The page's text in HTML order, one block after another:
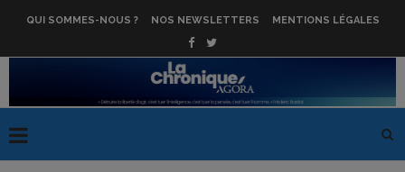
QUI SOMMES-NOUS ? NOS NEWSLETTERS MENTIONS LÉGALES